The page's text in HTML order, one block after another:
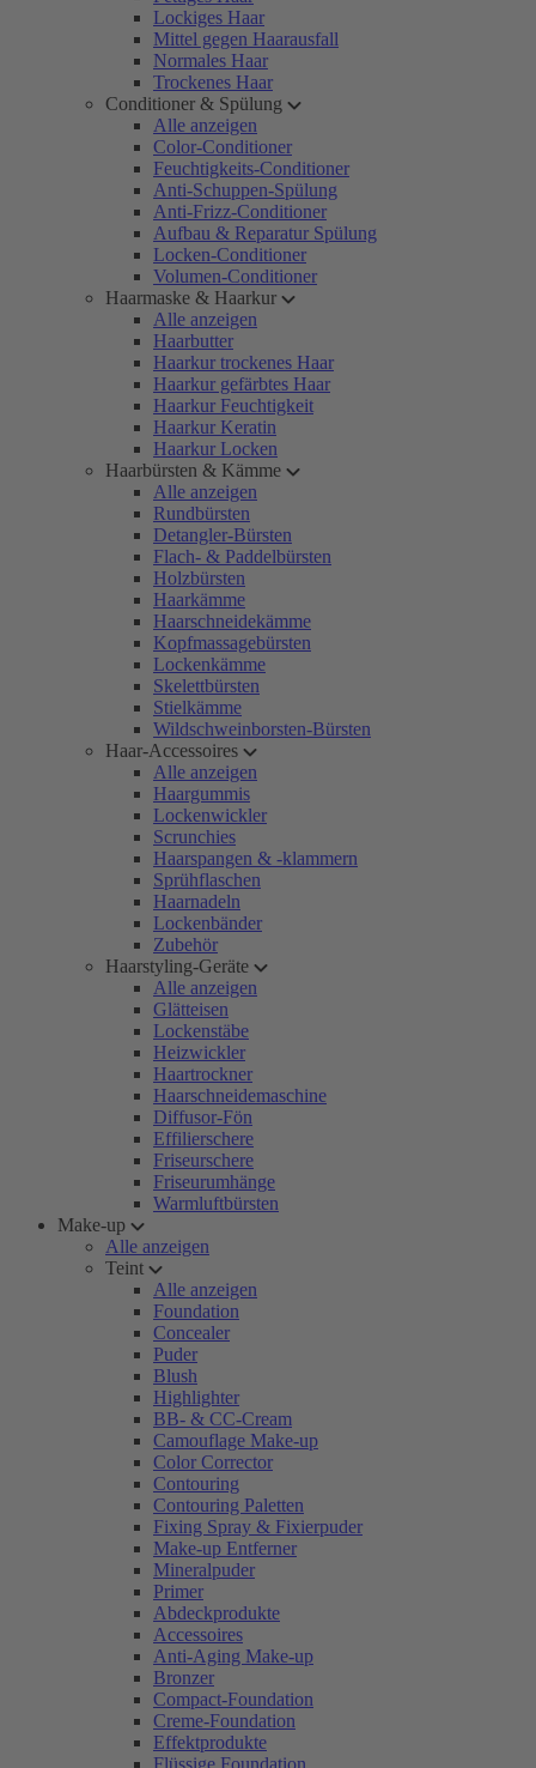
Lockiges Haar
Mittel gegen Haarausfall
Normales Haar
Trockenes Haar
Conditioner & Spülung
Alle anzeigen
Color-Conditioner
Feuchtigkeits-Conditioner
Anti-Schuppen-Spülung
Anti-Frizz-Conditioner
Aufbau & Reparatur Spülung
Locken-Conditioner
Volumen-Conditioner
Haarmaske & Haarkur
Alle anzeigen
Haarbutter
Haarkur trockenes Haar
Haarkur gefärbtes Haar
Haarkur Feuchtigkeit
Haarkur Keratin
Haarkur Locken
Haarbürsten & Kämme
Alle anzeigen
Rundbürsten
Detangler-Bürsten
Flach- & Paddelbürsten
Holzbürsten
Haarkämme
Haarschneidekämme
Kopfmassagebürsten
Lockenkämme
Skelettbürsten
Stielkämme
Wildschweinborsten-Bürsten
Haar-Accessoires
Alle anzeigen
Haargummis
Lockenwickler
Scrunchies
Haarspangen & -klammern
Sprühflaschen
Haarnadeln
Lockenbänder
Zubehör
Haarstyling-Geräte
Alle anzeigen
Glätteisen
Lockenstäbe
Heizwickler
Haartrockner
Haarschneidemaschine
Diffusor-Fön
Effilierschere
Friseurschere
Friseurumhänge
Warmluftbürsten
Make-up
Alle anzeigen
Teint
Alle anzeigen
Foundation
Concealer
Puder
Blush
Highlighter
BB- & CC-Cream
Camouflage Make-up
Color Corrector
Contouring
Contouring Paletten
Fixing Spray & Fixierpuder
Make-up Entferner
Mineralpuder
Primer
Abdeckprodukte
Accessoires
Anti-Aging Make-up
Bronzer
Compact-Foundation
Creme-Foundation
Effektprodukte
Flüssige Foundation